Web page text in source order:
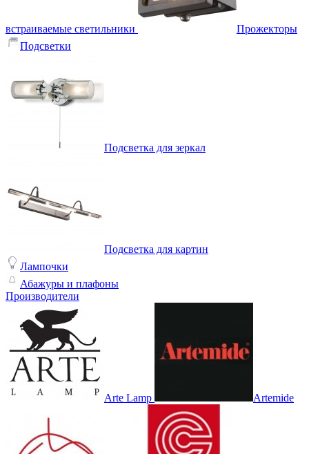
встраиваемые светильники
Прожекторы
Подсветки
Подсветка для зеркал
Подсветка для картин
Лампочки
Абажуры и плафоны
Производители
Arte Lamp Artemide